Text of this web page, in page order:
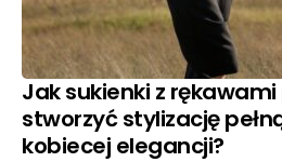
Jak sukienki z
stworzyć stylizację
kobiecej elegancji?